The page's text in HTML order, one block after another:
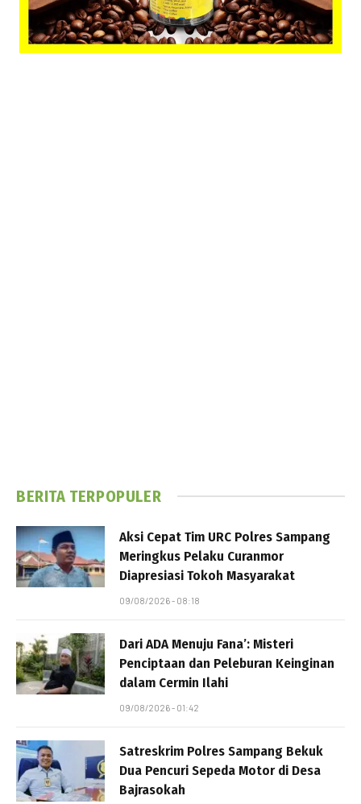
BERITA TERPOPULER
Aksi Cepat Tim URC Polres Sampang
Meringkus Pelaku Curanmor
Diapresiasi Tokoh Masyarakat
09/08/2026 - 08:18
Dari ADA Menuju Fana’: Misteri
Penciptaan dan Peleburan Keinginan
dalam Cermin Ilahi
09/08/2026 - 01:42
Satreskrim Polres Sampang Bekuk
Dua Pencuri Sepeda Motor di Desa
Bajrasokah